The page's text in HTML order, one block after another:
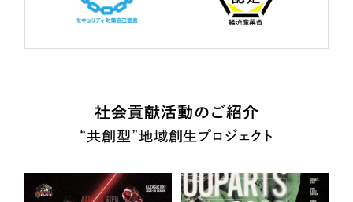
社会貢献活動のご紹介
“共創型”地域創生プロジェクト